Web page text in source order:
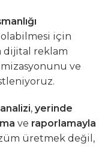
için
dijital reklam
ve
, yerinde
ve raporlamayla
üretmek değil,